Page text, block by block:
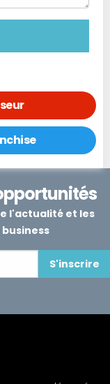
l'actualité et les
S'inscrire